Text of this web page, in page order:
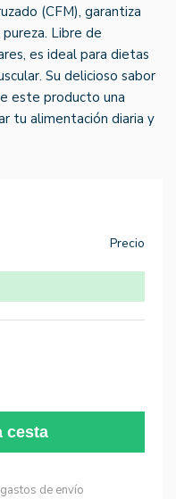
(CFM), garantiza
Libre de
es ideal para dietas
Su delicioso sabor
este producto una
tu alimentación diaria y
Precio
cesta
de envío